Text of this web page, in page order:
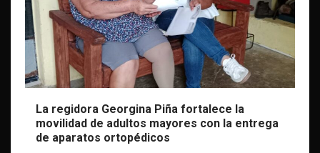
La regidora Georgina Piña fortalece la
movilidad de adultos mayores con la entrega
de aparatos ortopédicos